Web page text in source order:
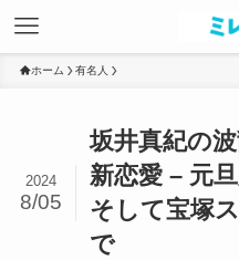
ホーム 有名人
坂井真紀の
新恋愛 – 元
そして宝塚
で
2024
8/05